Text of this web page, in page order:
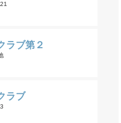
ラブ第２
ラブ